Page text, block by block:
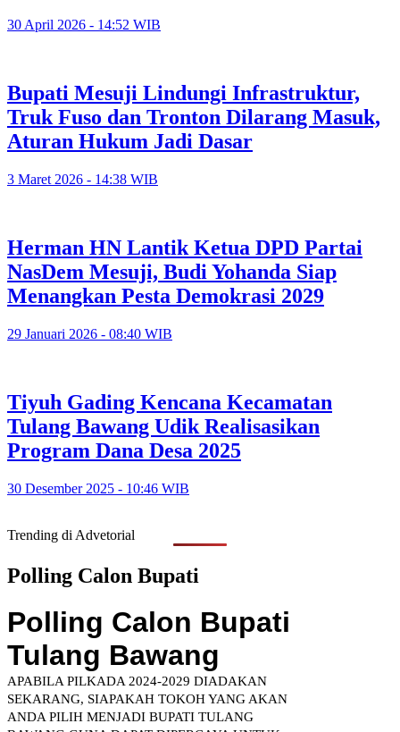
30 April 2026 - 14:52 WIB
Bupati Mesuji Lindungi Infrastruktur,
Truk Fuso dan Tronton Dilarang Masuk,
Aturan Hukum Jadi Dasar
3 Maret 2026 - 14:38 WIB
Herman HN Lantik Ketua DPD Partai
NasDem Mesuji, Budi Yohanda Siap
Menangkan Pesta Demokrasi 2029
29 Januari 2026 - 08:40 WIB
Tiyuh Gading Kencana Kecamatan
Tulang Bawang Udik Realisasikan
Program Dana Desa 2025
30 Desember 2025 - 10:46 WIB
Trending di Advetorial
Polling Calon Bupati